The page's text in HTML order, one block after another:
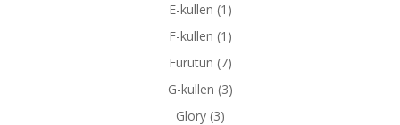
E-kullen (1)
F-kullen (1)
Furutun (7)
G-kullen (3)
Glory(3)